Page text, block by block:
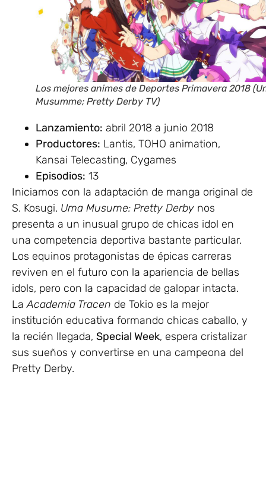
Los mejores animes de Deportes Primavera 2018
Musumme; Pretty Derby TV)
Lanzamiento: abril 2018 a junio 2018
Productores: Lantis, TOHO animation,
Kansai Telecasting, Cygames
Episodios: 13
Iniciamos con la adaptación de manga original de
S. Kosugi. Uma Musume: Pretty Derby nos
presenta a un inusual grupo de chicas idol en
una competencia deportiva bastante particular.
Los equinos protagonistas de épicas carreras
reviven en el futuro con la apariencia de bellas
idols, pero con la capacidad de galopar intacta.
LaAcademia Tracen de Tokio es la mejor
institución educativa formando chicas caballo, y
la recién llegada, Special Week, espera cristalizar
sus sueños y convertirse en una campeona del
Pretty Derby.